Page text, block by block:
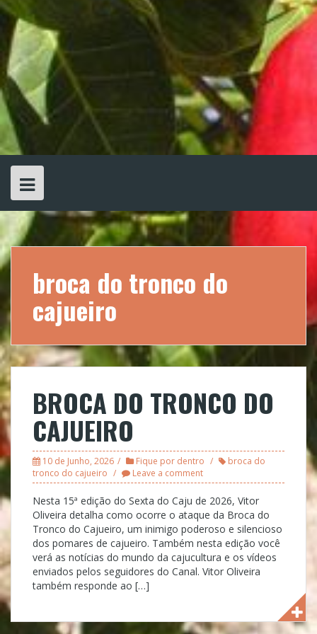
broca do tronco do
cajueiro
BROCA DO TRONCO DO
CAJUEIRO
10 de Junho, 2026 Fique por dentro
broca do
tronco do cajueiro
Leave a comment
Nesta 15ª edição do Sexta do Caju de 2026, Vitor
Oliveira detalha como ocorre o ataque da Broca do
Tronco do Cajueiro, um inimigo poderoso e silencioso
dos pomares de cajueiro. Também nesta edição você
verá as notícias do mundo da cajucultura e os vídeos
enviados pelos seguidores do Canal. Vitor Oliveira
também responde ao […]